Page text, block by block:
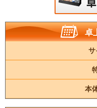
卓
サ
本